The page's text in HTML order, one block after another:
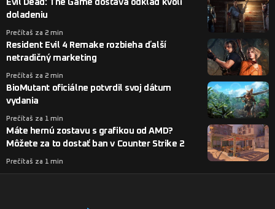
Evil Dead: The Game dostáva odklad kvôli
doladeniu
Prečítaš za 2 min
Resident Evil 4 Remake rozbieha ďalší
netradičný marketing
Prečítaš za 2 min
BioMutant oficiálne potvrdil svoj dátum
vydania
Prečítaš za 1 min
Máte hernú zostavu s grafikou od AMD?
Môžete za to dostať ban v Counter Strike 2
Prečítaš za 1 min